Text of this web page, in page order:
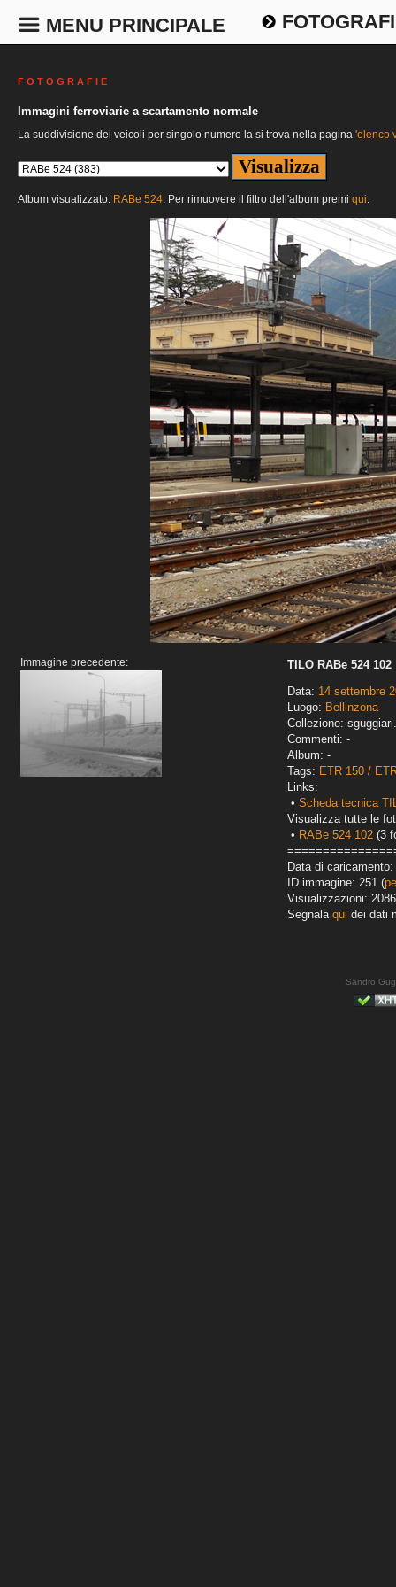
MENU PRINCIPALE
F O T O G R A F I E
Immagini ferroviarie a scartamento normale
La suddivisione dei veicoli per singolo numero la si trova nella pagina 'elenco
Album visualizzato: RABe 524. Per rimuovere il filtro dell'album premi qui.
Immagine precedente:
TILO RABe 524 102
Data: 14 settembre
Luogo: Bellinzona
Collezione:
Commenti: -
Album: -
Tags: ETR 150 /
Links:
• Scheda tecnica
Visualizza tutte le
• RABe 524 102 (3
Data di caricamento:
ID immagine: 251 (
Visualizzazioni: 2086
Segnala qui dei dati
Sandro